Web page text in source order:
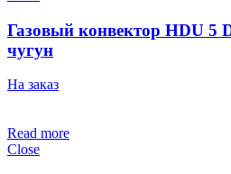
Газовый конвектор HDU 5
чугун
На заказ
Read more
Close